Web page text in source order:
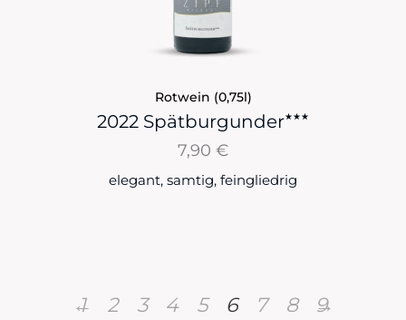
Rotwein (0,75l)
2022 Spätburgunder★★★
7,90 €
elegant, samtig, feingliedrig
←
1 2 3 4 5 6 7 8 9
→